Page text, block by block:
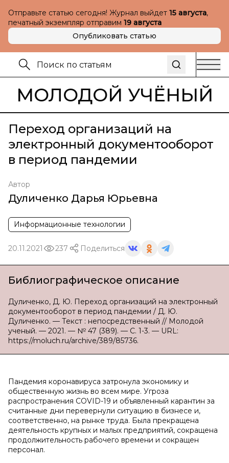
Отправьте статью сегодня! Журнал выйдет 15 августа,
печатный экземпляр отправим 19 августа
Опубликовать статью
МОЛОДОЙ УЧЁНЫЙ
Переход организаций на
электронный документооборот
в период пандемии
Автор
Дуличенко Дарья Юрьевна
Информационные технологии
20.11.2021 237 Поделиться
Библиографическое описание
Дуличенко, Д. Ю. Переход организаций на электронный
документооборот в период пандемии / Д. Ю.
Дуличенко. — Текст : непосредственный // Молодой
ученый. — 2021. — № 47 (389). — С. 1-3. — URL:
https://moluch.ru/archive/389/85736.
Пандемия коронавируса затронула экономику и
общественную жизнь во всем мире. Угроза
распространения COVID-19 и объявленный карантин за
считанные дни перевернули ситуацию в бизнесе и,
соответственно, на рынке труда. Была прекращена
деятельность крупных и малых предприятий, сокращена
продолжительность рабочего времени и сокращен
персонал.